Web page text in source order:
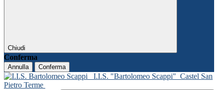
Chiudi
Conferma
Annulla Conferma
I.I.S. "Bartolomeo Scappi" Castel San
Pietro Terme